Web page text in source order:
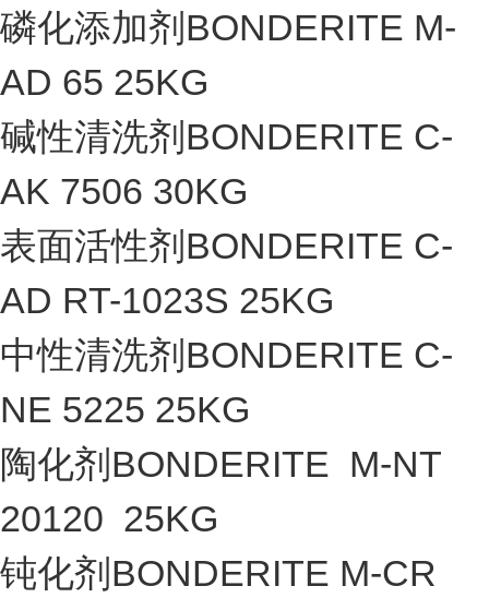
磷化添加剂BONDERITE M-
AD 65 25KG
碱性清洗剂BONDERITE C-
AK 7506 30KG
表面活性剂BONDERITE C-
AD RT-1023S 25KG
中性清洗剂BONDERITE C-
NE 5225 25KG
陶化剂BONDERITE M-NT
20120 25KG
钝化剂BONDERITE M-CR